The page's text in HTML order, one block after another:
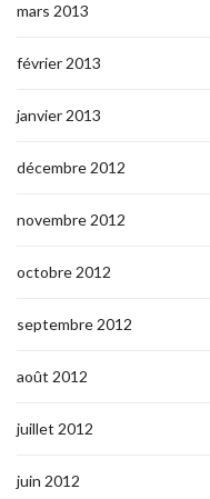
mars 2013
février 2013
janvier 2013
décembre 2012
novembre 2012
octobre 2012
septembre 2012
août 2012
juillet 2012
juin 2012